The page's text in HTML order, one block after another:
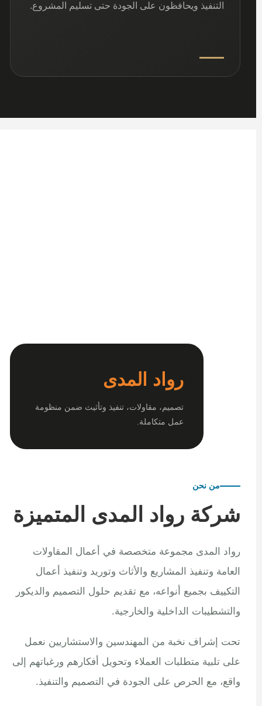
التنفيذ ويحافظون على الجودة حتى تسليم المشروع.
رواد المدى
تصميم، مقاولات، تنفيذ وتأثيث ضمن منظومة
عمل متكاملة.
من نحن
شركة رواد المدى المتميزة
رواد المدى مجموعة متخصصة في أعمال المقاولات
العامة وتنفيذ المشاريع والأثاث وتوريد وتنفيذ أعمال
التكييف بجميع أنواعه، مع تقديم حلول التصميم والديكور
والتشطيبات الداخلية والخارجية.
تحت إشراف نخبة من المهندسين والاستشاريين نعمل
على تلبية متطلبات العملاء وتحويل أفكارهم ورغباتهم إلى
واقع، مع الحرص على الجودة في التصميم والتنفيذ.